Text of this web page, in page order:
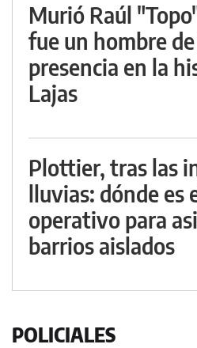
Murió Raúl
fue un hombre
presencia en la
Lajas
Plottier, tras las
lluvias: dónde es
operativo para
barrios aislados
POLICIALES